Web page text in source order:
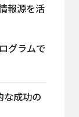
報源を活
グラムで
な成功の